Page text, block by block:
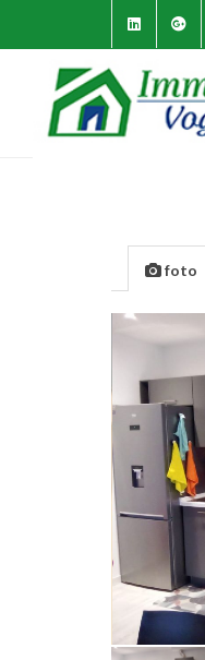
linkedin
plus
foto